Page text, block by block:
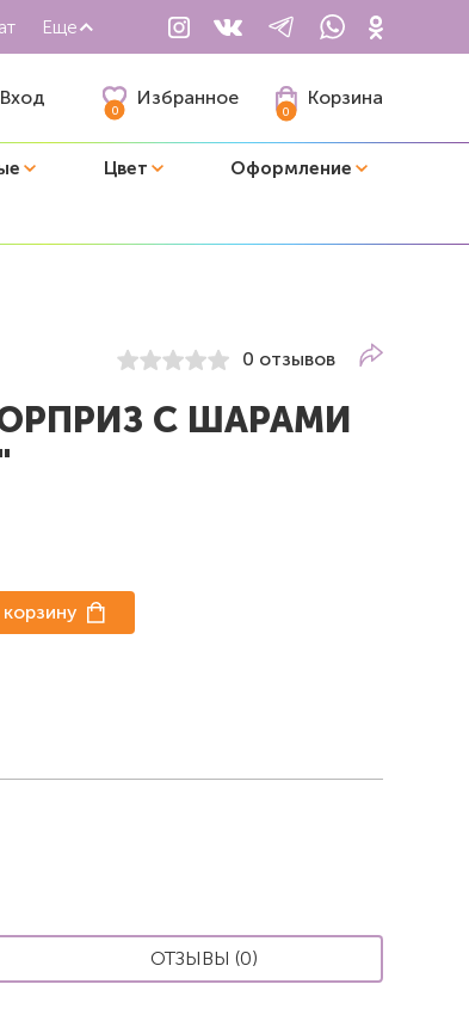
Еще
Вход
0
Избранное
0
Корзина
Цвет Оформление
0 отзывов
С ШАРАМИ
корзину
ОТЗЫВЫ (0)